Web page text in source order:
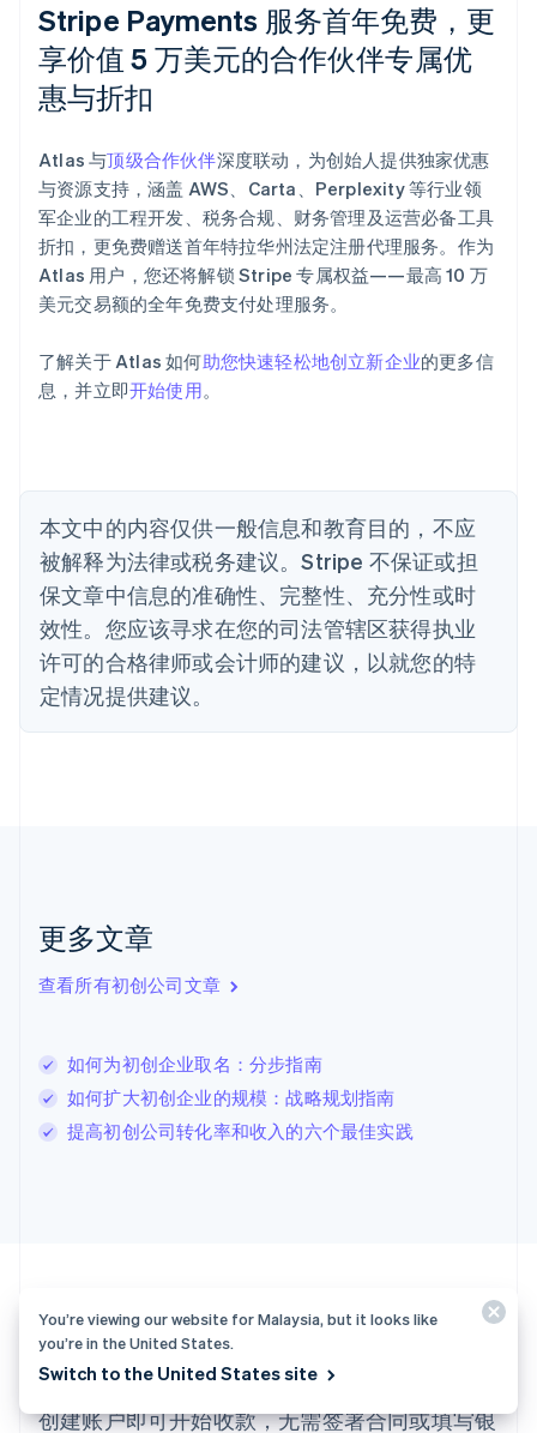
Stripe Payments 服务首年免费，更
享价值 5 万美元的合作伙伴专属优
惠与折扣
Atlas 与顶级合作伙伴深度联动，为创始人提供独家优惠
与资源支持，涵盖 AWS、Carta、Perplexity 等行业领
军企业的工程开发、税务合规、财务管理及运营必备工具
折扣，更免费赠送首年特拉华州法定注册代理服务。作为
Atlas 用户，您还将解锁 Stripe 专属权益——最高 10 万
美元交易额的全年免费支付处理服务。
了解关于 Atlas 如何助您快速轻松地创立新企业的更多信
息，并立即开始使用。
本文中的内容仅供一般信息和教育目的，不应
被解释为法律或税务建议。Stripe 不保证或担
保文章中信息的准确性、完整性、充分性或时
效性。您应该寻求在您的司法管辖区获得执业
许可的合格律师或会计师的建议，以就您的特
定情况提供建议。
更多文章
查看所有初创公司文章
如何为初创企业取名：分步指南
如何扩大初创企业的规模：战略规划指南
提高初创公司转化率和收入的六个最佳实践
准备好开始了？
创建账户即可开始收款，无需签署合同或填写银
阿联酋
English
English
爱沙尼亚
English
奥地利
DeutschEnglish
澳大利亚
English
PortuguêsEnglish
保加利亚
English
丹麦
德国
DeutschEnglish
法国
FrançaisEnglish
芬兰
EnglishSvenska
English
English
卢森堡
罗马尼亚
English
墨西哥
English
English
You’re viewing our website for Malaysia, but it looks like
you’re in the United States.
Switch to the United States site